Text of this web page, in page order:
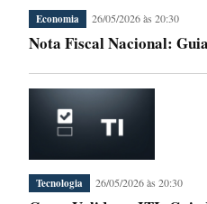
Economia 26/05/2026 às 20:30
Nota Fiscal Nacional:
Tecnologia 26/05/2026 às 20:30